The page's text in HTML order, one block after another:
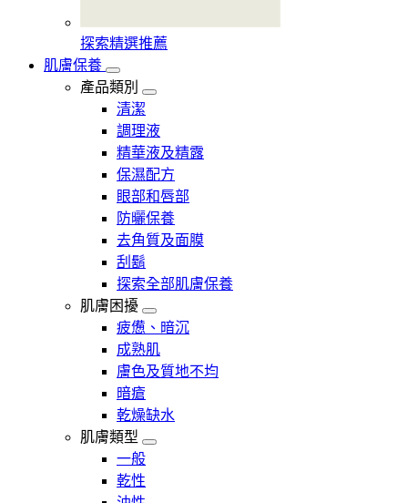
探索精選推薦
肌膚保養
產品類別
清潔
調理液
精華液及精露
保濕配方
眼部和唇部
防曬保養
去角質及面膜
刮鬍
探索全部肌膚保養
肌膚困擾
疲憊、暗沉
成熟肌
膚色及質地不均
暗瘡​
乾燥缺水
肌膚類型
一般
乾性